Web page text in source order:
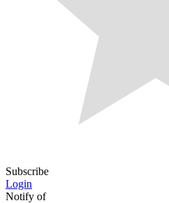
Subscribe
Login
Notify of